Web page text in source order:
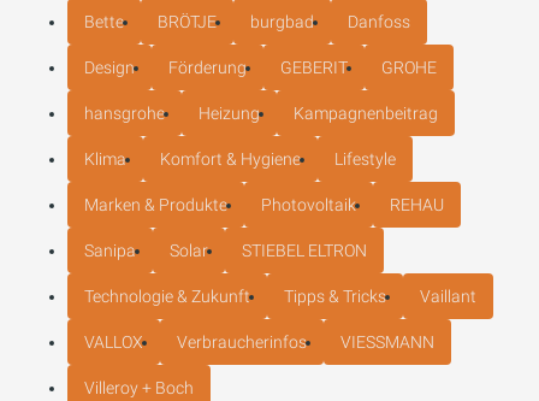
Bette BRÖTJE burgbad Danfoss
Design Förderung GEBERIT GROHE
hansgrohe Heizung Kampagnenbeitrag
Klima Komfort & Hygiene Lifestyle
Marken & Produkte Photovoltaik REHAU
Sanipa Solar STIEBEL ELTRON
Technologie & Zukunft Tipps & Tricks Vaillant
VALLOX Verbraucherinfos VIESSMANN
Villeroy + Boch